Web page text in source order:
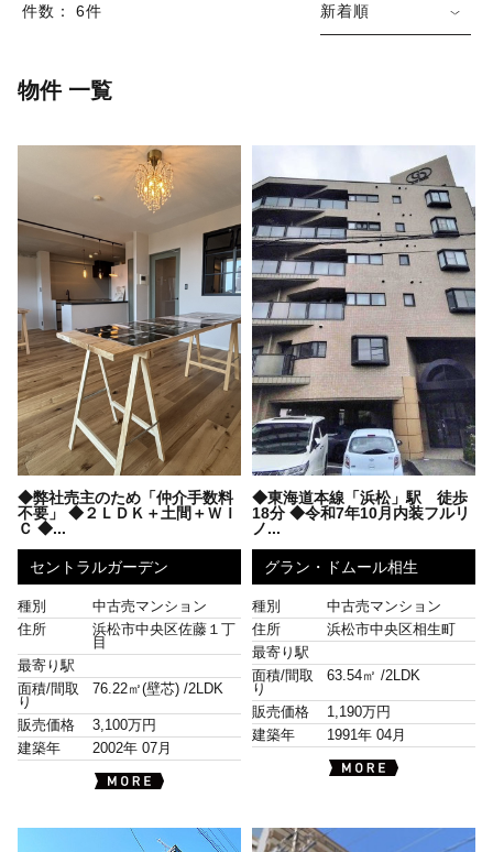
件数： 6件 新着順
物件 一覧
◆弊社売主のため「仲介手数料
不要」 ◆２ＬＤＫ＋土間＋ＷＩ
Ｃ ◆...
セントラルガーデン
種別
中古売マンション
住所
浜松市中央区佐藤１丁
目
最寄り駅
面積/間取
り
76.22㎡(壁芯) /2LDK
販売価格
3,100万円
建築年
2002年 07月
◆東海道本線「浜松」駅 徒歩
18分 ◆令和7年10月内装フルリ
ノ...
グラン・ドムール相生
種別
中古売マンション
住所
浜松市中央区相生町
最寄り駅
面積/間取
り
63.54㎡ /2LDK
販売価格
1,190万円
建築年
1991年 04月